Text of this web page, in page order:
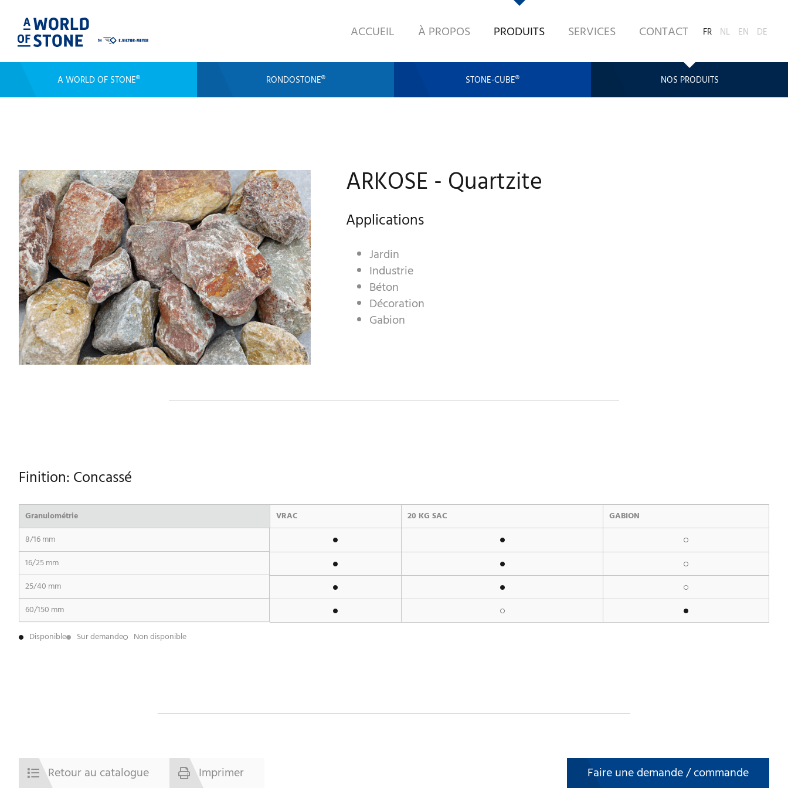
ACCUEIL À PROPOS PRODUITS SERVICES CONTACT
A WORLD OF STONE® RONDOSTONE® STONE-CUBE® NOS PRODUITS
FR NL EN DE
ARKOSE - Quartzite
Applications
Jardin
Industrie
Béton
Décoration
Gabion
Finition: Concassé
Granulométrie VRAC 20 KG SAC
GABION
8/16 mm
16/25 mm
25/40 mm
60/150 mm
Disponible
Sur demande Non disponible
Retour au catalogue Imprimer Faire une demande / commande